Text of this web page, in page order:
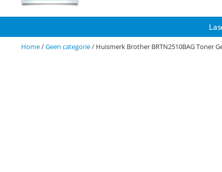
Home/Geen categorie/ Huismerk Brother BRTN2510BAG Toner